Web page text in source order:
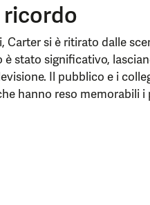
ricordo
si è ritirato dalle
stato significativo,
Il pubblico e i
hanno reso memorabili i